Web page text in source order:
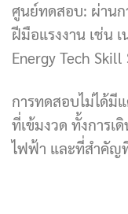
ศูนย์ทดสอบ: ผ่านก
ฝีมือแรงงาน เช่น
Energy Tech
การทดสอบไม่ได้
ที่เข้มงวด ทั้งการเ
ไฟฟ้า และที่สำคัญ